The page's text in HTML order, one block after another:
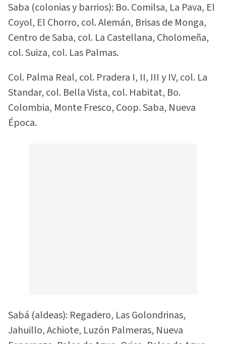
Saba (colonias y barrios): Bo. Comilsa, La Pava, El
Coyol, El Chorro, col. Alemán, Brisas de Monga,
Centro de Saba, col. La Castellana, Cholomeña,
col. Suiza, col. Las Palmas.
Col. Palma Real, col. Pradera I, II, III y IV, col. La
Standar, col. Bella Vista, col. Habitat, Bo.
Colombia, Monte Fresco, Coop. Saba, Nueva
Época.
Sabá (aldeas): Regadero, Las Golondrinas,
Jahuillo, Achiote, Luzón Palmeras, Nueva